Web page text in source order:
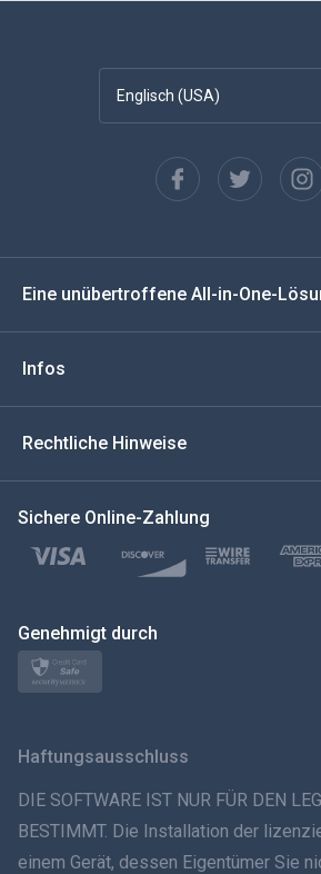
Englisch (USA)
Español
Deutsch
Türkçe
Polski
日本
ภาษาไทย
Eine unübertroffene All-in-One-
Infos
Rechtliche Hinweise
Sichere Online-Zahlung
Genehmigt durch
Haftungsausschluss
DIE SOFTWARE IST NUR FÜR DEN
BESTIMMT. Die Installation der
einem Gerät, dessen Eigentümer Sie